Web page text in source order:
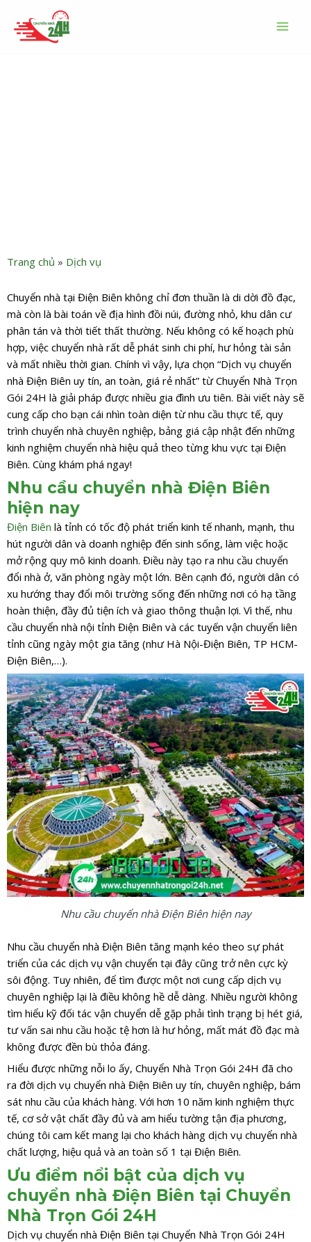
Trang chủ » Dịch vụ
Chuyển nhà tại Điện Biên không chỉ đơn thuần là di dời đồ đạc,
mà còn là bài toán về địa hình đồi núi, đường nhỏ, khu dân cư
phân tán và thời tiết thất thường. Nếu không có kế hoạch phù
hợp, việc chuyển nhà rất dễ phát sinh chi phí, hư hỏng tài sản
và mất nhiều thời gian. Chính vì vậy, lựa chọn “Dịch vụ chuyển
nhà Điện Biên uy tín, an toàn, giá rẻ nhất” từ Chuyển Nhà Trọn
Gói 24H là giải pháp được nhiều gia đình ưu tiên. Bài viết này sẽ
cung cấp cho bạn cái nhìn toàn diện từ nhu cầu thực tế, quy
trình chuyển nhà chuyên nghiệp, bảng giá cập nhật đến những
kinh nghiệm chuyển nhà hiệu quả theo từng khu vực tại Điện
Biên. Cùng khám phá ngay!
Nhu cầu chuyển nhà Điện Biên
hiện nay
Điện Biên là tỉnh có tốc độ phát triển kinh tế nhanh, mạnh, thu
hút người dân và doanh nghiệp đến sinh sống, làm việc hoặc
mở rộng quy mô kinh doanh. Điều này tạo ra nhu cầu chuyển
đổi nhà ở, văn phòng ngày một lớn. Bên cạnh đó, người dân có
xu hướng thay đổi môi trường sống đến những nơi có hạ tầng
hoàn thiện, đầy đủ tiện ích và giao thông thuận lợi. Vì thế, nhu
cầu chuyển nhà nội tỉnh Điện Biên và các tuyến vận chuyển liên
tỉnh cũng ngày một gia tăng (như Hà Nội-Điện Biên, TP HCM-
Điện Biên,…).
Nhu cầu chuyển nhà Điện Biên hiện nay
Nhu cầu chuyển nhà Điện Biên tăng mạnh kéo theo sự phát
triển của các dịch vụ vận chuyển tại đây cũng trở nên cực kỳ
sôi động. Tuy nhiên, để tìm được một nơi cung cấp dịch vụ
chuyên nghiệp lại là điều không hề dễ dàng. Nhiều người không
tìm hiểu kỹ đối tác vận chuyển dễ gặp phải tình trạng bị hét giá,
tư vấn sai nhu cầu hoặc tệ hơn là hư hỏng, mất mát đồ đạc mà
không được đền bù thỏa đáng.
Hiểu được những nỗi lo ấy, Chuyển Nhà Trọn Gói 24H đã cho
ra đời dịch vụ chuyển nhà Điện Biên uy tín, chuyên nghiệp, bám
sát nhu cầu của khách hàng. Với hơn 10 năm kinh nghiệm thực
tế, cơ sở vật chất đầy đủ và am hiểu tường tận địa phương,
chúng tôi cam kết mang lại cho khách hàng dịch vụ chuyển nhà
chất lượng, hiệu quả và an toàn số 1 tại Điện Biên.
Ưu điểm nổi bật của dịch vụ
chuyển nhà Điện Biên tại Chuyển
Nhà Trọn Gói 24H
Dịch vụ chuyển nhà Điện Biên tại Chuyển Nhà Trọn Gói 24H